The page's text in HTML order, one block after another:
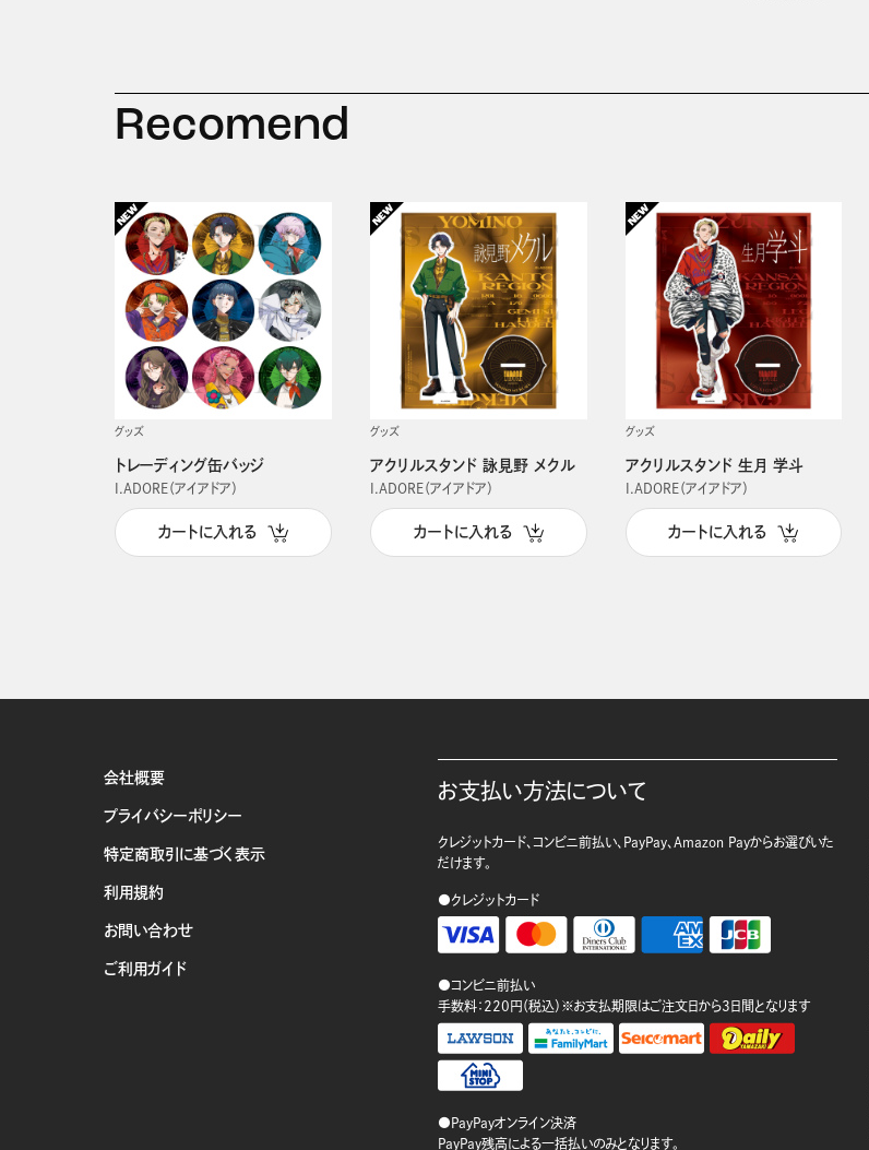
Recomend
グッズ
トレーディング缶バッジ
I.ADORE（アイアドア）
カートに入れる
グッズ
アクリルスタンド 詠見野 メクル
I.ADORE（アイアドア）
カートに入れる
グッズ
アクリルスタンド 生月 学斗
I.ADORE（アイアドア）
カートに入れる
会社概要
プライバシーポリシー
特定商取引に基づく表示
利用規約
お問い合わせ
ご利用ガイド
お支払い方法について
クレジットカード、コンビニ前払い、PayPay、Amazon Payからお選びいた
だけます。
●クレジットカード
●コンビニ前払い
手数料：220円（税込）※お支払期限はご注文日から3日間となります
●PayPayオンライン決済
PayPay残高による一括払いのみとなります。